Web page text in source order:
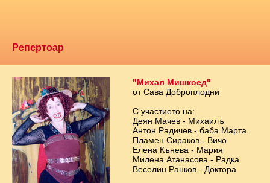
Репертоар
"Михал Мишкоед"
от Сава Доброплодни
С участието на:
Деян Мачев - Михаилъ
Антон Радичев - баба Марта
Пламен Сираков - Вичо
Елена Кънева - Мария
Милена Атанасова - Радка
Веселин Ранков - Доктора